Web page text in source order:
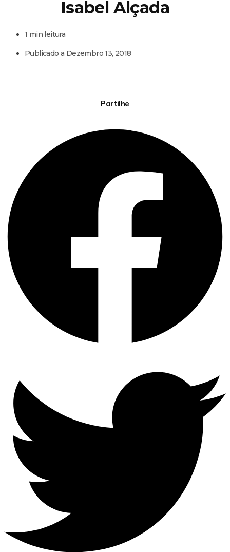
Isabel Alçada
1 min leitura
Publicado a Dezembro 13, 2018
Partilhe